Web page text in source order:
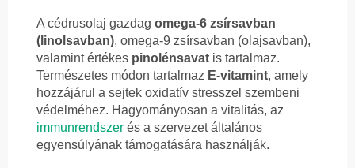
A cédrusolaj gazdag omega-6 zsírsavban
(linolsavban), omega-9 zsírsavban (olajsavban),
valamint értékes pinolénsavat is tartalmaz.
Természetes módon tartalmaz E-vitamint, amely
hozzájárul a sejtek oxidatív stresszel szembeni
védelméhez. Hagyományosan a vitalitás, az
immunrendszer és a szervezet általános
egyensúlyának támogatására használják.